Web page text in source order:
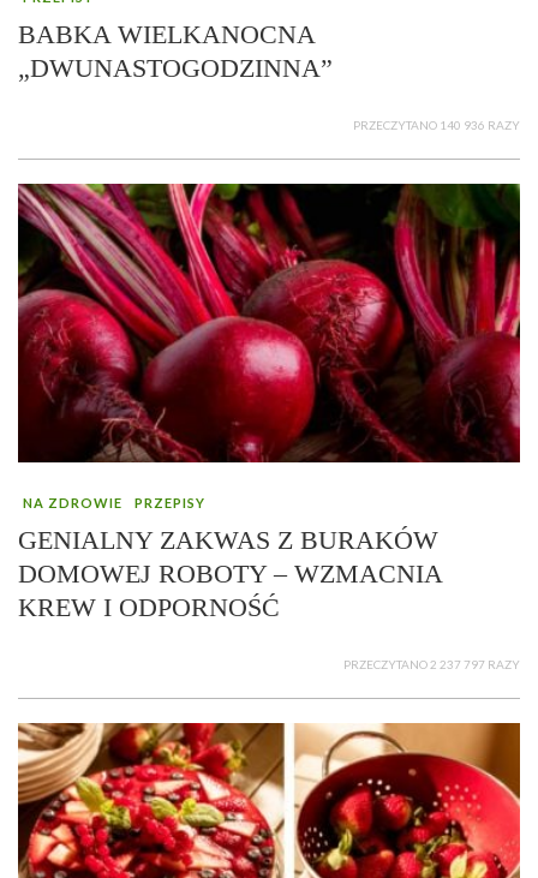
BABKA WIELKANOCNA
„DWUNASTOGODZINNA”
PRZECZYTANO 140 936 RAZY
NA ZDROWIE PRZEPISY
GENIALNY ZAKWAS Z BURAKÓW
DOMOWEJ ROBOTY – WZMACNIA
KREW I ODPORNOŚĆ
PRZECZYTANO 2 237 797 RAZY